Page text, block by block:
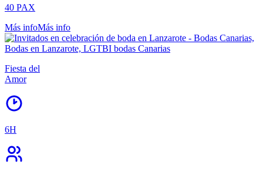
40 PAX
Más infoMás info
Fiesta del
Amor
6H